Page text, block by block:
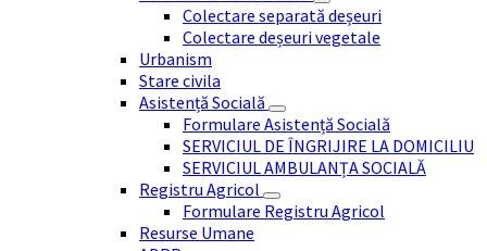
Colectare separată deșeuri
Colectare deșeuri vegetale
Urbanism
Stare civila
Asistență Socială
Formulare Asistență Socială
SERVICIUL DE ÎNGRIJIRE LA DOMICILIU
SERVICIUL AMBULANȚA SOCIALĂ
Registru Agricol
Formulare Registru Agricol
Resurse Umane